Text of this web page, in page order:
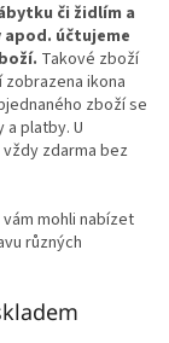
či židlím a
apod. účtujeme
Takové zboží
ikona
zboží se
platby. U
zdarma bez
mohli nabízet
různých